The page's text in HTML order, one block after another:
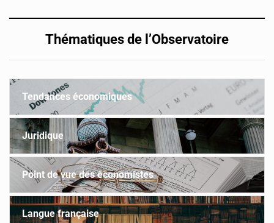
Thématiques de l’Observatoire
Tendances économiques
Juridique
Point de vue des économistes
Langue française